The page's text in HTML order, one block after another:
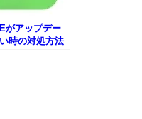
がアップデー
時の対処方法